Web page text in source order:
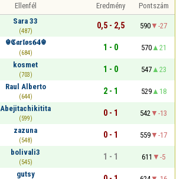
Ellenfél Eredmény
Pontszám
Sara 33
(487)
0,5 - 2,5 590
-27
☬𝕮𝖆r𝖑𝖔s𝟔𝟒☬
(684)
1 - 0 570
21
kosmet
(703)
1 - 0 547
23
Raul Alberto
(644)
2 - 1 529
18
Abejitachikitita
(599)
0 - 1 542
-13
zazuna
(548)
0 - 1 559
-17
bolivali3
(545)
1 - 1 611
-5
gutsy